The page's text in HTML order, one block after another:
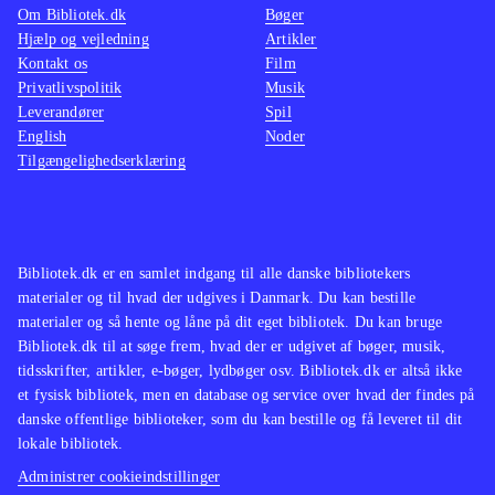
Bibliotek.dk er en samlet indgang til alle danske bibliotekers
materialer og til hvad der udgives i Danmark. Du kan bestille
materialer og så hente og låne på dit eget bibliotek. Du kan bruge
Bibliotek.dk til at søge frem, hvad der er udgivet af bøger, musik,
tidsskrifter, artikler, e-bøger, lydbøger osv. Bibliotek.dk er altså ikke
et fysisk bibliotek, men en database og service over hvad der findes på
danske offentlige biblioteker, som du kan bestille og få leveret til dit
lokale bibliotek.
Administrer cookieindstillinger
Om Bibliotek.dk
Hjælp og vejledning
Kontakt os
Privatlivspolitik
Leverandører
English
Tilgængelighedserklæring
Bøger
Artikler
Film
Musik
Spil
Noder